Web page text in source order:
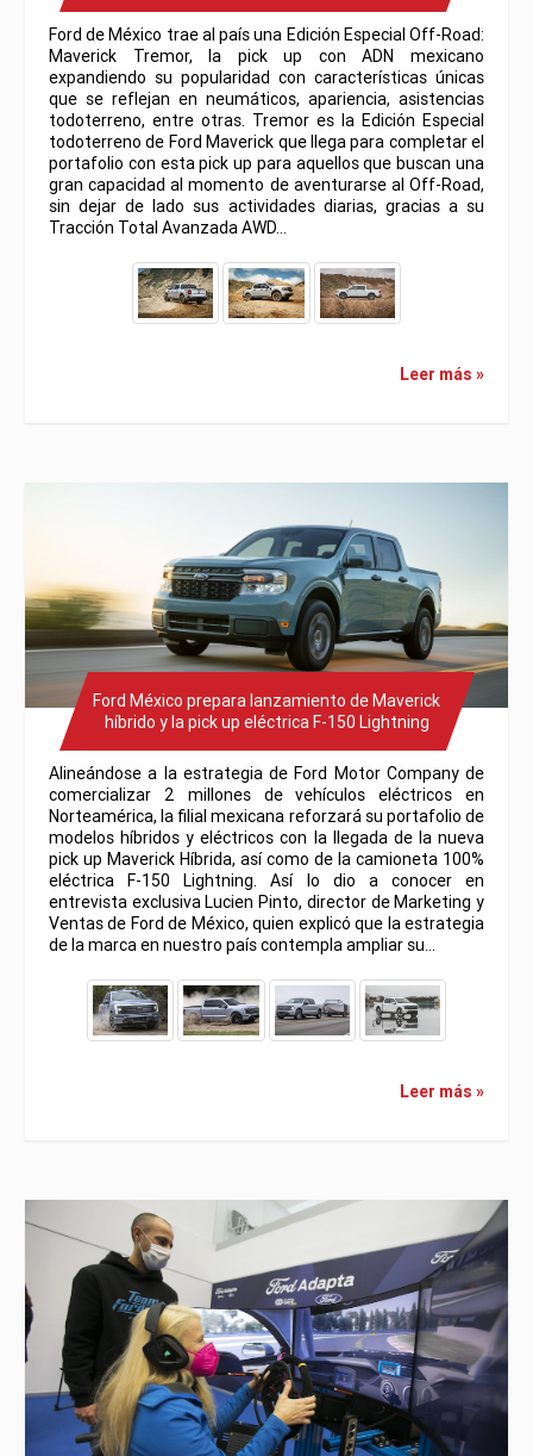
Ford de México trae al país una Edición Especial Off-Road:
Maverick Tremor, la pick up con ADN mexicano
expandiendo su popularidad con características únicas
que se reflejan en neumáticos, apariencia, asistencias
todoterreno, entre otras. Tremor es la Edición Especial
todoterreno de Ford Maverick que llega para completar el
portafolio con esta pick up para aquellos que buscan una
gran capacidad al momento de aventurarse al Off-Road,
sin dejar de lado sus actividades diarias, gracias a su
Tracción Total Avanzada AWD…
Leer más »
Ford México prepara lanzamiento de Maverick
híbrido y la pick up eléctrica F-150 Lightning
Alineándose a la estrategia de Ford Motor Company de
comercializar 2 millones de vehículos eléctricos en
Norteamérica, la filial mexicana reforzará su portafolio de
modelos híbridos y eléctricos con la llegada de la nueva
pick up Maverick Híbrida, así como de la camioneta 100%
eléctrica F-150 Lightning. Así lo dio a conocer en
entrevista exclusiva Lucien Pinto, director de Marketing y
Ventas de Ford de México, quien explicó que la estrategia
de la marca en nuestro país contempla ampliar su…
Leer más »